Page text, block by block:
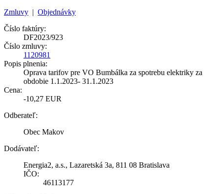
Zmluvy | Objednávky
Číslo faktúry:
DF2023/923
Číslo zmluvy:
1120981
Popis plnenia:
Oprava tarifov pre VO Bumbálka za spotrebu elektriky za
obdobie 1.1.2023- 31.1.2023
Cena:
-10,27 EUR
Odberateľ:
Obec Makov
Dodávateľ:
Energia2, a.s., Lazaretská 3a, 811 08 Bratislava
IČO:
46113177